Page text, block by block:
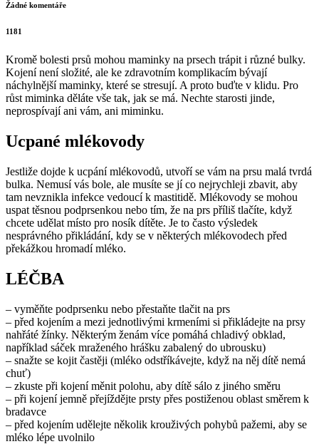
Žádné komentáře
1181
Kromě bolesti prsů mohou maminky na prsech trápit i různé bulky.
Kojení není složité, ale ke zdravotním komplikacím bývají
náchylnější maminky, které se stresují. A proto buďte v klidu. Pro
růst miminka děláte vše tak, jak se má. Nechte starosti jinde,
neprospívají ani vám, ani miminku.
Ucpané mlékovody
Jestliže dojde k ucpání mlékovodů, utvoří se vám na prsu malá tvrdá
bulka. Nemusí vás bole, ale musíte se jí co nejrychleji zbavit, aby
tam nevznikla infekce vedoucí k mastitidě. Mlékovody se mohou
uspat těsnou podprsenkou nebo tím, že na prs příliš tlačíte, když
chcete udělat místo pro nosík dítěte. Je to často výsledek
nesprávného přikládání, kdy se v některých mlékovodech před
překážkou hromadí mléko.
LÉČBA
– vyměňte podprsenku nebo přestaňte tlačit na prs
– před kojením a mezi jednotlivými krmeními si přikládejte na prsy
nahřáté žínky. Některým ženám více pomáhá chladivý obklad,
například sáček mraženého hrášku zabalený do ubrousku)
– snažte se kojit častěji (mléko odstříkávejte, když na něj dítě nemá
chuť)
– zkuste při kojení měnit polohu, aby dítě sálo z jiného směru
– při kojení jemně přejíždějte prsty přes postiženou oblast směrem k
bradavce
– před kojením udělejte několik krouživých pohybů pažemi, aby se
mléko lépe uvolnilo